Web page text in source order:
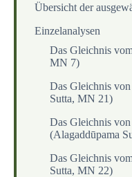
Übersicht der
Einzelanalysen
Das Gleichnis
MN 7)
Das Gleichnis
Sutta, MN 21)
Das Gleichnis von
(Alagaddūpama
Das Gleichnis
Sutta, MN 22)